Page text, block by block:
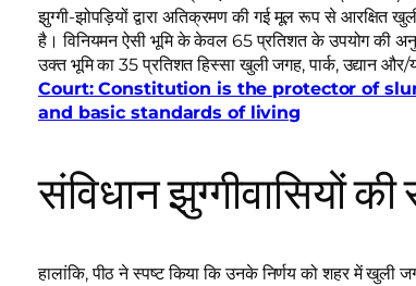
झुग्गी-झोपड़ियों द्वारा अतिक्रमण की गई मूल रूप से आरक्षित
है। विनियमन ऐसी भूमि के केवल 65 प्रतिशत के उपयोग की
उक्त भूमि का 35 प्रतिशत हिस्सा खुली जगह, पार्क, उद्यान
Court: Constitution is the protector of
and basic standards of living
संविधान झुग्गीवासियों की
हालांकि, पीठ ने स्पष्ट किया कि उनके निर्णय को शहर में खुली